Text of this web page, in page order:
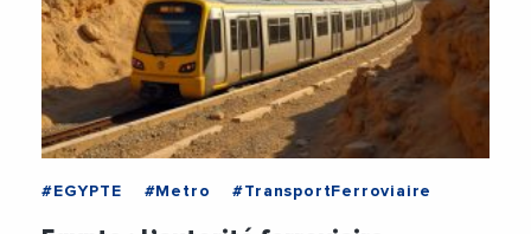
#EGYPTE #Metro #TransportFerroviaire